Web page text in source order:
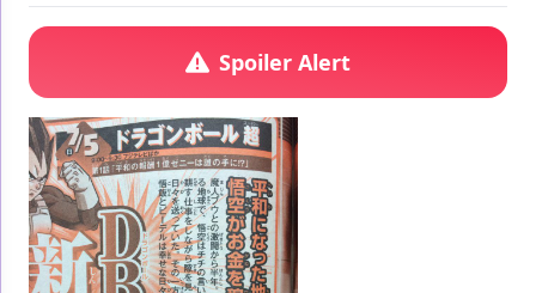
Spoiler Alert